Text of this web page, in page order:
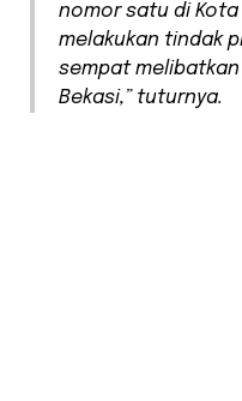
nomor satu di Kota
melakukan tindak
sempat melibatkan
Bekasi,” tuturnya.